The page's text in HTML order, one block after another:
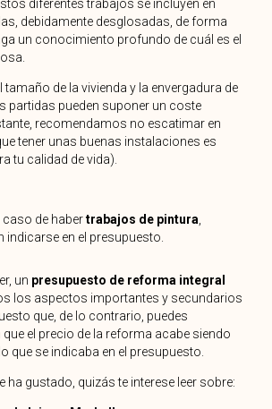
diferentes trabajos se incluyen en
debidamente desglosadas, de forma
un conocimiento profundo de cuál es el
tamaño de la vivienda y la envergadura de
partidas pueden suponer un coste
recomendamos no escatimar en
tener unas buenas instalaciones es
tu calidad de vida).
caso de habertrabajos de pintura,
indicarse en el presupuesto.
un presupuesto de reforma integral
los aspectos importantes y secundarios
que, de lo contrario, puedes
el precio de la reforma acabe siendo
que se indicaba en el presupuesto.
ha gustado, quizás te interese leer sobre: